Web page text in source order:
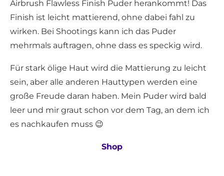
Airbrush Flawless Finish Puder herankommt! Das
Finish ist leicht mattierend, ohne dabei fahl zu
wirken. Bei Shootings kann ich das Puder
mehrmals auftragen, ohne dass es speckig wird.
Für stark ölige Haut wird die Mattierung zu leicht
sein, aber alle anderen Hauttypen werden eine
große Freude daran haben. Mein Puder wird bald
leer und mir graut schon vor dem Tag, an dem ich
es nachkaufen muss 😉
Shop